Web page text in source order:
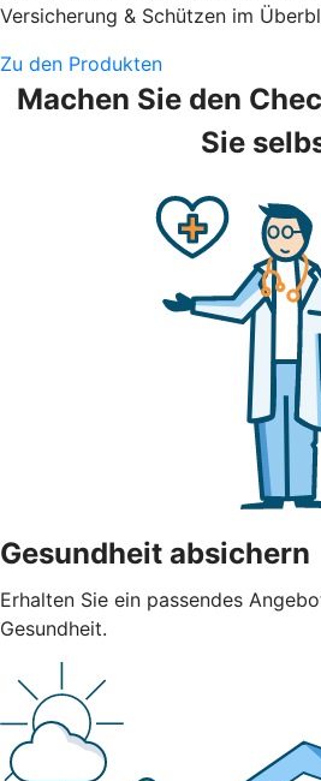
Versicherung & Schützen im
Zu den Produkten
Machen Sie den
Sie
Gesundheit absichern
Erhalten Sie ein passendes
Gesundheit.